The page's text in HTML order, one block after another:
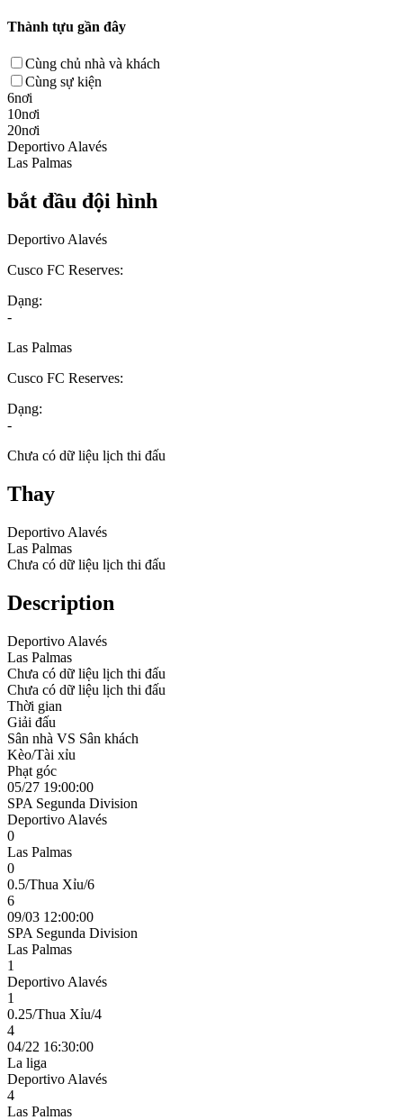
Thành tựu gần đây
Cùng chủ nhà và khách
Cùng sự kiện
6nơi
10nơi
20nơi
Deportivo Alavés
Las Palmas
bắt đầu đội hình
Deportivo Alavés
Cusco FC Reserves:
Dạng:
-
Las Palmas
Cusco FC Reserves:
Dạng:
-
Chưa có dữ liệu lịch thi đấu
Thay
Deportivo Alavés
Las Palmas
Chưa có dữ liệu lịch thi đấu
Description
Deportivo Alavés
Las Palmas
Chưa có dữ liệu lịch thi đấu
Chưa có dữ liệu lịch thi đấu
Thời gian
Giải đấu
Sân nhà VS Sân khách
Kèo/Tài xỉu
Phạt góc
05/27 19:00:00
SPA Segunda Division
Deportivo Alavés
0
Las Palmas
0
0.5/Thua Xỉu/6
6
09/03 12:00:00
SPA Segunda Division
Las Palmas
1
Deportivo Alavés
1
0.25/Thua Xỉu/4
4
04/22 16:30:00
La liga
Deportivo Alavés
4
Las Palmas